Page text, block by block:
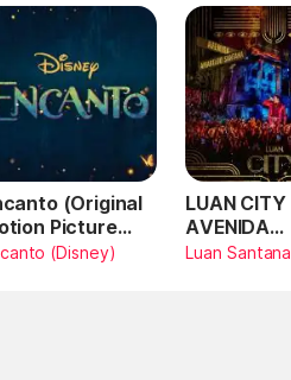
(Original
Picture
(Disney)
LUAN CITY
AVENIDA
AMARILDO
Luan Santana